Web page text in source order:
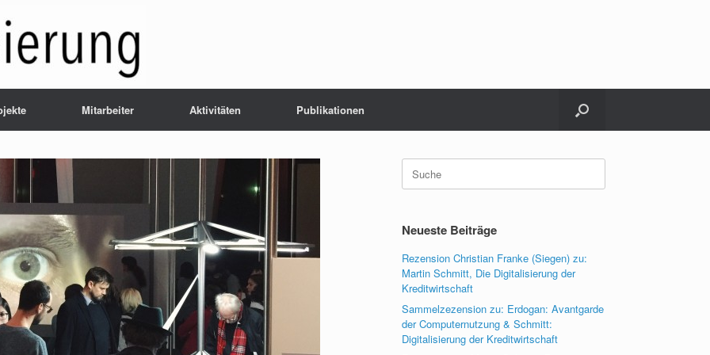
Mitarbeiter Aktivitäten Publikationen
Suche
nach:
Neueste Beiträge
Rezension Christian Franke (Siegen) zu:
Martin Schmitt, Die Digitalisierung der
Kreditwirtschaft
Sammelzezension zu: Erdogan: Avantgarde
der Computernutzung & Schmitt:
Digitalisierung der Kreditwirtschaft